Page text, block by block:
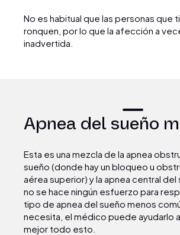
No es habitual que las personas que
ronquen, por lo que la afección a
inadvertida.
Apnea del sueño
Esta es una mezcla de la apnea
sueño (donde hay un bloqueo u
aérea superior) y la apnea central
no se hace ningún esfuerzo para
tipo de apnea del sueño menos
necesita, el médico puede ayudarlo
mejor todo esto.